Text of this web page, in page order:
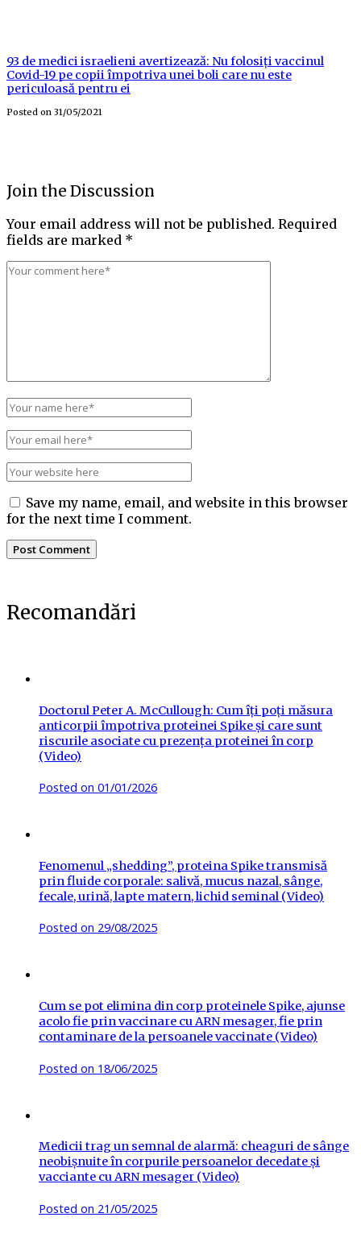
93 de medici israelieni avertizează: Nu folosiți vaccinul
Covid-19 pe copii împotriva unei boli care nu este
periculoasă pentru ei
Posted on 31/05/2021
Join the Discussion
Your email address will not be published. Required
fields are marked *
Save my name, email, and website in this browser
for the next time I comment.
Recomandări
Doctorul Peter A. McCullough: Cum îți poți măsura
anticorpii împotriva proteinei Spike și care sunt
riscurile asociate cu prezența proteinei în corp
(Video)
Posted on 01/01/2026
Fenomenul „shedding”, proteina Spike transmisă
prin fluide corporale: salivă, mucus nazal, sânge,
fecale, urină, lapte matern, lichid seminal (Video)
Posted on 29/08/2025
Cum se pot elimina din corp proteinele Spike, ajunse
acolo fie prin vaccinare cu ARN mesager, fie prin
contaminare de la persoanele vaccinate (Video)
Posted on 18/06/2025
Medicii trag un semnal de alarmă: cheaguri de sânge
neobișnuite în corpurile persoanelor decedate și
vacciante cu ARN mesager (Video)
Posted on 21/05/2025